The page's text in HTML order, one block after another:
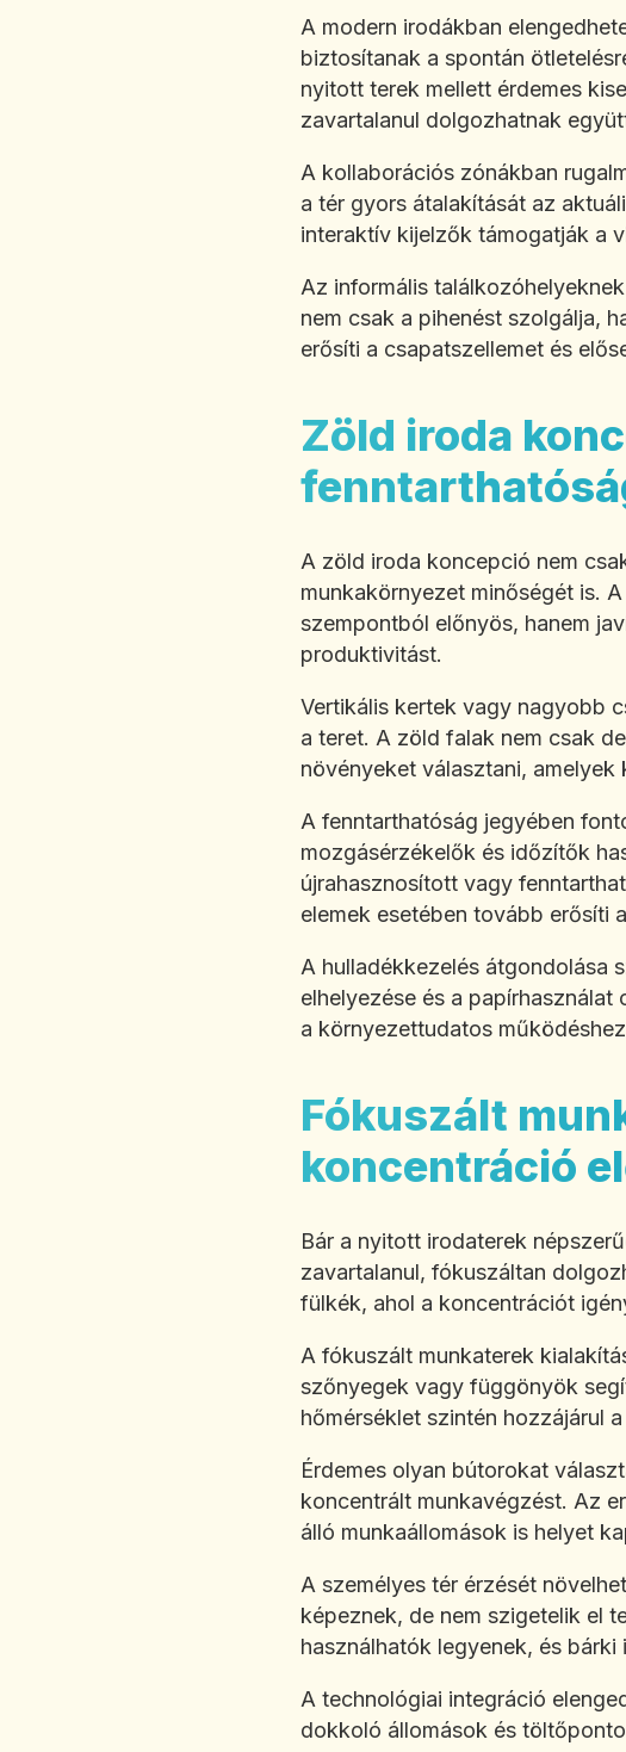
A modern irodákban
biztosítanak a spontán
nyitott terek mellett érdemes
zavartalanul dolgozhatnak
A kollaborációs zónákban
a tér gyors átalakítását az
interaktív kijelzők támogatják a
Az informális
nem csak a pihenést szolgálja,
erősíti a csapatszellemet és
Zöld iroda
A zöld iroda koncepció nem
munkakörnyezet minőségét is.
szempontból előnyös, hanem
produktivitást.
Vertikális kertek vagy nagyobb
a teret. A zöld falak nem csak
növényeket választani,
A fenntarthatóság jegyében
mozgásérzékelők és időzítők
újrahasznosított vagy
elemek esetében tovább erősíti
A hulladékkezelés átgondolása
elhelyezése és a
a környezettudatos
Fókuszált
koncentráció
Bár a nyitott irodaterek
zavartalanul, fókuszáltan
fülkék, ahol a koncentrációt
A fókuszált munkaterek
szőnyegek vagy függönyök
hőmérséklet szintén hozzájárul
Érdemes olyan bútorokat
koncentrált munkavégzést. Az
álló munkaállomások is helyet
A személyes tér érzését
képeznek, de nem szigetelik el
használhatók legyenek, és
A technológiai integráció
dokkoló állomások és